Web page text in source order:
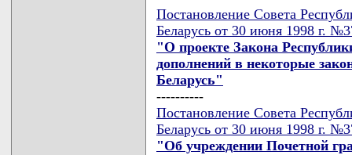
Постановление Совета
Беларусь от 30 июня 1998 г.
"О проекте Закона
дополнений в некоторые
Беларусь"
----------
Постановление Совета
Беларусь от 30 июня 1998 г.
"Об учреждении Почетной